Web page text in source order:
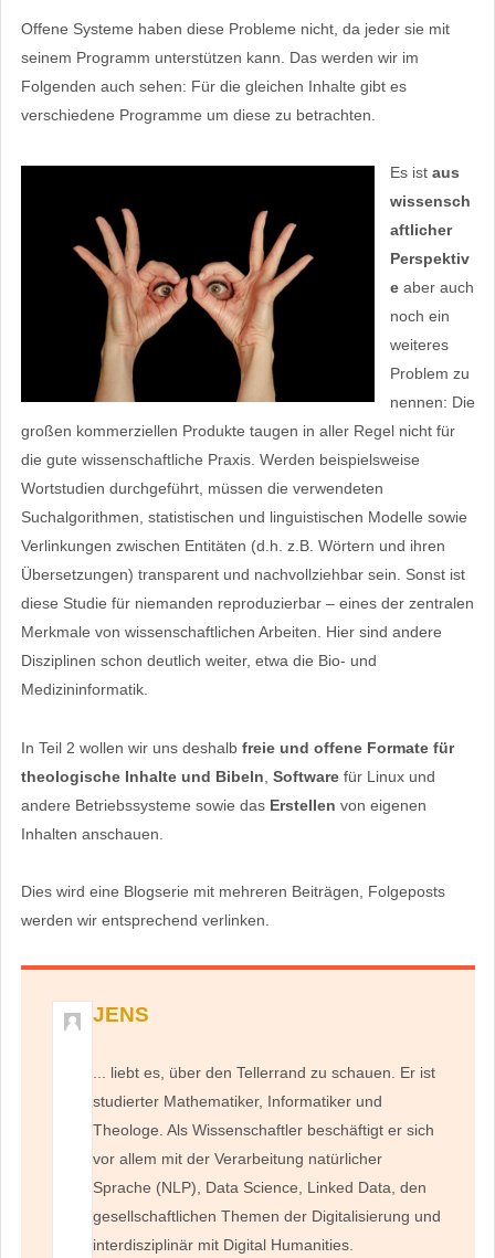
Offene Systeme haben diese Probleme nicht, da jeder sie mit
seinem Programm unterstützen kann. Das werden wir im
Folgenden auch sehen: Für die gleichen Inhalte gibt es
verschiedene Programme um diese zu betrachten.
Es ist aus
wissensch
aftlicher
Perspektiv
eaber auch
noch ein
weiteres
Problem zu
nennen: Die
großen kommerziellen Produkte taugen in aller Regel nicht für
die gute wissenschaftliche Praxis. Werden beispielsweise
Wortstudien durchgeführt, müssen die verwendeten
Suchalgorithmen, statistischen und linguistischen Modelle sowie
Verlinkungen zwischen Entitäten (d.h. z.B. Wörtern und ihren
Übersetzungen) transparent und nachvollziehbar sein. Sonst ist
diese Studie für niemanden reproduzierbar – eines der zentralen
Merkmale von wissenschaftlichen Arbeiten. Hier sind andere
Disziplinen schon deutlich weiter, etwa die Bio- und
Medizininformatik.
In Teil 2 wollen wir uns deshalb freie und offene Formate für
theologische Inhalte und Bibeln Softwarefür Linux und
andere Betriebssysteme sowie das Erstellen von eigenen
Inhalten anschauen.
Dies wird eine Blogserie mit mehreren Beiträgen, Folgeposts
werden wir entsprechend verlinken.
JENS
... liebt es, über den Tellerrand zu schauen. Er ist
studierter Mathematiker, Informatiker und
Theologe. Als Wissenschaftler beschäftigt er sich
vor allem mit der Verarbeitung natürlicher
Sprache (NLP), Data Science, Linked Data, den
gesellschaftlichen Themen der Digitalisierung und
interdisziplinär mit Digital Humanities.